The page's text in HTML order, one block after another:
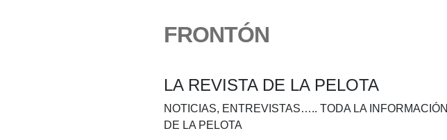
FRONTÓN
LA REVISTA DE LA PELOTA
NOTICIAS, ENTREVISTAS….. TODA LA INFORMACIÓN
DE LA PELOTA